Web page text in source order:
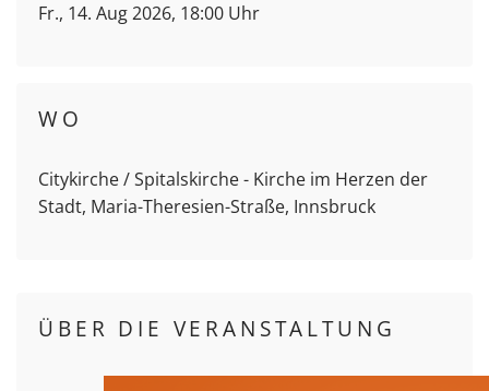
Fr., 14. Aug 2026, 18:00 Uhr
WO
Citykirche / Spitalskirche - Kirche im Herzen der
Stadt, Maria-Theresien-Straße, Innsbruck
ÜBER DIE VERANSTALTUNG